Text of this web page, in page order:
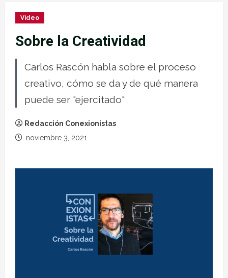
Video
Sobre la Creatividad
Carlos Rascón habla sobre el proceso
creativo, cómo se da y de qué manera
puede ser "ejercitado"
Redacción Conexionistas
noviembre 3, 2021